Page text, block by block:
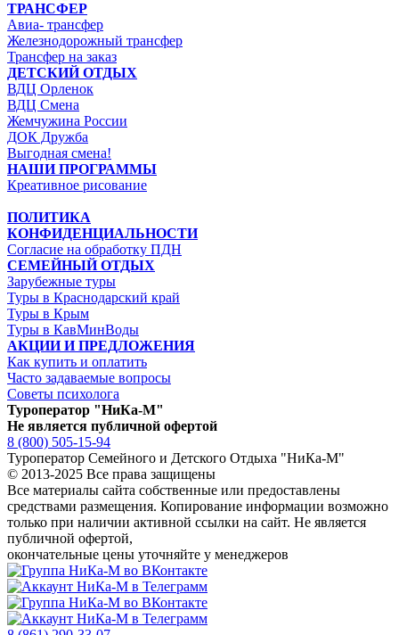
ТРАНСФЕР
Авиа- трансфер
Железнодорожный трансфер
Трансфер на заказ
ДЕТСКИЙ ОТДЫХ
ВДЦ Орленок
ВДЦ Смена
Жемчужина России
ДОК Дружба
Выгодная смена!
НАШИ ПРОГРАММЫ
Креативное рисование
ПОЛИТИКА
КОНФИДЕНЦИАЛЬНОСТИ
Согласие на обработку ПДН
СЕМЕЙНЫЙ ОТДЫХ
Зарубежные туры
Туры в Краснодарский край
Туры в Крым
Туры в КавМинВоды
АКЦИИ И ПРЕДЛОЖЕНИЯ
Как купить и оплатить
Часто задаваемые вопросы
Советы психолога
Туроператор "НиКа-М"
Не является публичной офертой
8 (800) 505-15-94
Туроператор Семейного и Детского Отдыха "НиКа-М"
© 2013-2025 Все права защищены
Все материалы сайта собственные или предоставлены
средствами размещения. Копирование информации возможно
только при наличии активной ссылки на сайт. Не является
публичной офертой,
окончательные цены уточняйте у менеджеров